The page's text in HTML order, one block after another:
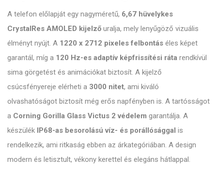
A telefon előlapját egy nagyméretű, 6,67 hüvelykes
CrystalRes AMOLED kijelző uralja, mely lenyűgöző vizuális
élményt nyújt. A 1220 x 2712 pixeles felbontás éles képet
garantál, míg a 120 Hz-es adaptív képfrissítési ráta rendkívül
sima görgetést és animációkat biztosít. A kijelző
csúcsfényereje elérheti a 3000 nitet, ami kiváló
olvashatóságot biztosít még erős napfényben is. A tartósságot
a Corning Gorilla Glass Victus 2 védelem garantálja. A
készülék
IP68-as besorolású víz- és porállósággal is
rendelkezik, ami ritkaság ebben az árkategóriában. A design
modern és letisztult, vékony kerettel és elegáns hátlappal.